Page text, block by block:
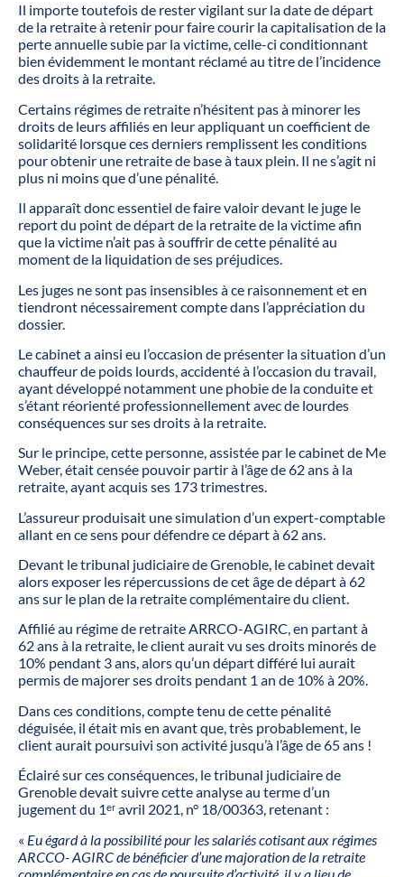
Il importe toutefois de rester vigilant sur la date de départ
de la retraite à retenir pour faire courir la capitalisation de la
perte annuelle subie par la victime, celle-ci conditionnant
bien évidemment le montant réclamé au titre de l’incidence
des droits à la retraite.
Certains régimes de retraite n’hésitent pas à minorer les
droits de leurs affiliés en leur appliquant un coefficient de
solidarité lorsque ces derniers remplissent les conditions
pour obtenir une retraite de base à taux plein. Il ne s’agit ni
plus ni moins que d’une pénalité.
Il apparaît donc essentiel de faire valoir devant le juge le
report du point de départ de la retraite de la victime afin
que la victime n’ait pas à souffrir de cette pénalité au
moment de la liquidation de ses préjudices.
Les juges ne sont pas insensibles à ce raisonnement et en
tiendront nécessairement compte dans l’appréciation du
dossier.
Le cabinet a ainsi eu l’occasion de présenter la situation d’un
chauffeur de poids lourds, accidenté à l’occasion du travail,
ayant développé notamment une phobie de la conduite et
s’étant réorienté professionnellement avec de lourdes
conséquences sur ses droits à la retraite.
Sur le principe, cette personne, assistée par le cabinet de Me
Weber, était censée pouvoir partir à l’âge de 62 ans à la
retraite, ayant acquis ses 173 trimestres.
L’assureur produisait une simulation d’un expert-comptable
allant en ce sens pour défendre ce départ à 62 ans.
Devant le tribunal judiciaire de Grenoble, le cabinet devait
alors exposer les répercussions de cet âge de départ à 62
ans sur le plan de la retraite complémentaire du client.
Affilié au régime de retraite ARRCO-AGIRC, en partant à
62 ans à la retraite, le client aurait vu ses droits minorés de
10% pendant 3 ans, alors qu’un départ différé lui aurait
permis de majorer ses droits pendant 1 an de 10% à 20%.
Dans ces conditions, compte tenu de cette pénalité
déguisée, il était mis en avant que, très probablement, le
client aurait poursuivi son activité jusqu’à l’âge de 65 ans !
Éclairé sur ces conséquences, le tribunal judiciaire de
Grenoble devait suivre cette analyse au terme d’un
jugement du 1ᵉʳ avril 2021, n° 18/00363, retenant :
« Eu égard à la possibilité pour les salariés cotisant aux régimes
ARCCO- AGIRC de bénéficier d’une majoration de la retraite
complémentaire en cas de poursuite d’activité, il y a lieu de